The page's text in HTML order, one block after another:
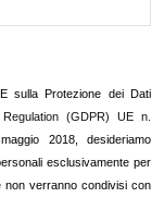
sulla Protezione dei Dati
(GDPR) UE n.
2018, desideriamo
esclusivamente per
non verranno condivisi con